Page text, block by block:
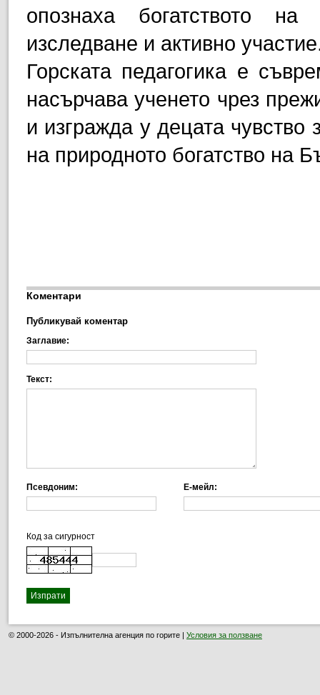
опознаха богатството
изследване и активно
Горската педагогика е
насърчава ученето чрез
и изгражда у децата чувство
на природното богатство на
Коментари
Публикувай коментар
Заглавие:
Текст:
Псевдоним: Е-мейл:
Код за сигурност
© 2000-2026 - Изпълнителна агенция по горите | Условия за ползване